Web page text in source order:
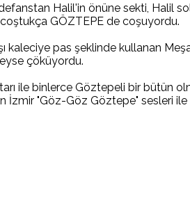
Halil'in önüne sekti, Halil
GÖZTEPE de coşuyordu.
kaleciye pas şeklinde kullanan
çöküyordu.
ile binlerce Göztepeli bir bütün
"Göz-Göz Göztepe" sesleri